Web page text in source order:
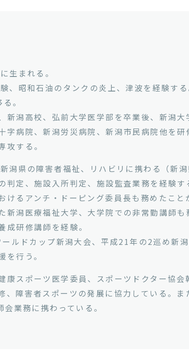
生まれる。
、昭和石油のタンクの炎上、津波を経験する
。
新潟高校、弘前大学医学部を卒業後、新潟大
字病院、新潟労災病院、新潟市民病院他を
攻する。
潟県の障害者福祉、リハビリに携わる（新潟
判定、施設入所判定、施設監査業務を経験す
けるアンチ・ドーピング委員長も務めたこと
新潟医療福祉大学、大学院での非常勤講師
成研修講師を経験。
ルドカップ新潟大会、平成21年の2巡め新
行う。
康スポーツ医学委員、スポーツドクター協
、障害者スポーツの発展に協力している。
業務に携わっている。